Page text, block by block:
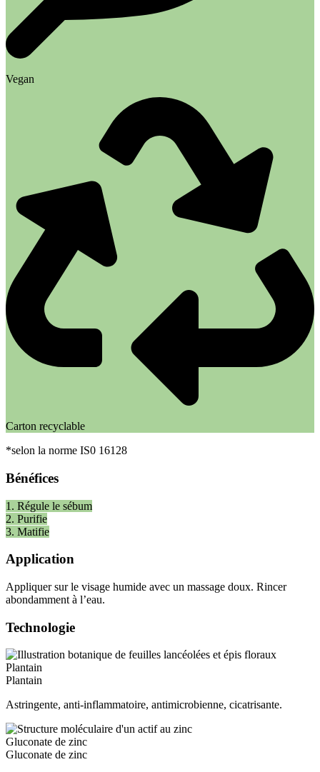
Vegan
Carton recyclable
*selon la norme IS0 16128
Bénéfices
1. Régule le sébum
2. Purifie
3. Matifie
Application
Appliquer sur le visage humide avec un massage doux. Rincer
abondamment à l’eau.
Technologie
Plantain
Plantain
Astringente, anti-inflammatoire, antimicrobienne, cicatrisante.
Gluconate de zinc
Gluconate de zinc